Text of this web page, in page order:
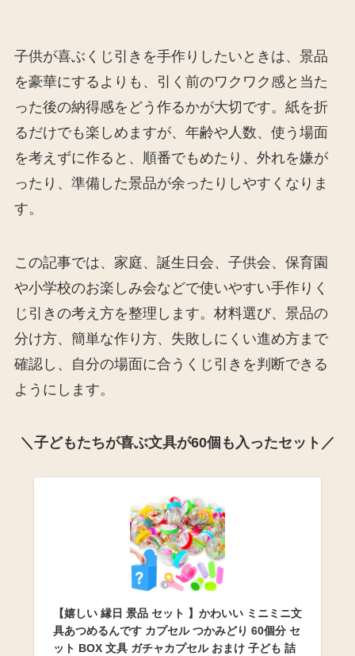
子供が喜ぶくじ引きを手作りしたいときは、景品
を豪華にするよりも、引く前のワクワク感と当た
った後の納得感をどう作るかが大切です。紙を折
るだけでも楽しめますが、年齢や人数、使う場面
を考えずに作ると、順番でもめたり、外れを嫌が
ったり、準備した景品が余ったりしやすくなりま
す。
この記事では、家庭、誕生日会、子供会、保育園
や小学校のお楽しみ会などで使いやすい手作りく
じ引きの考え方を整理します。材料選び、景品の
分け方、簡単な作り方、失敗しにくい進め方まで
確認し、自分の場面に合うくじ引きを判断できる
ようにします。
＼子どもたちが喜ぶ文具が60個も入ったセット／
【嬉しい 縁日 景品 セット 】かわいい ミニミニ文
具あつめるんです カプセル つかみどり 60個分 セ
ット BOX 文具 ガチャカプセル おまけ 子ども 詰